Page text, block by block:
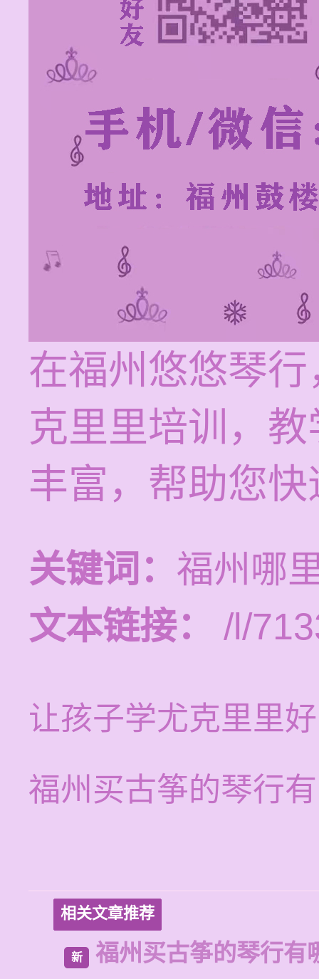
在福州悠悠琴
克里里培训，
丰富，帮助您
关键词： 福州哪
文本链接：
/l/
让孩子学尤克里里
福州买古筝的琴行
相关文章推荐
新 福州买古筝的琴行有